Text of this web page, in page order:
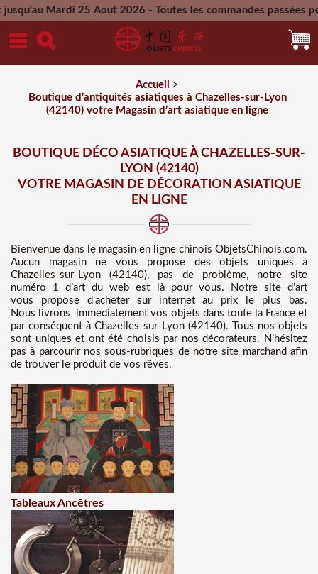
25 Aout 2026 - Toutes les commandes passées pendant
26 Aout 2026
Accueil
>
Boutique d’antiquités asiatiques à Chazelles-sur-Lyon
(42140) votre Magasin d’art asiatique en ligne
BOUTIQUE DÉCO ASIATIQUE À CHAZELLES-SUR-
LYON (42140)
VOTRE MAGASIN DE DÉCORATION ASIATIQUE
EN LIGNE
Bienvenue dans le magasin en ligne chinois ObjetsChinois.com.
Aucun magasin ne vous propose des objets uniques à
Chazelles-sur-Lyon (42140), pas de problème, notre site
numéro 1 d’art du web est là pour vous. Notre site d’art
vous propose d'acheter sur internet au prix le plus bas.
Nous
livrons immédiatement vos objets dans toute la France et
par conséquent à Chazelles-sur-Lyon (42140). Tous nos objets
sont uniques et ont été choisis par nos décorateurs. N’hésitez
pas à parcourir nos sous-rubriques de notre site marchand afin
de trouver le produit de vos rêves.
Tableaux Ancêtres